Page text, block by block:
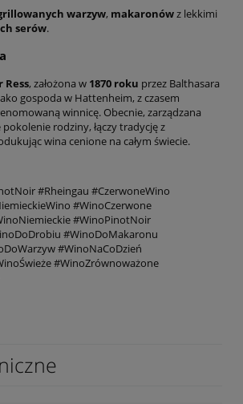
warzyw, makaronówz lekkimi
serów.
, założona w 1870 roku przez Balthasara
gospoda w Hattenheim, z czasem
winnicę. Obecnie, zarządzana
rodziny, łączy tradycję z
wina cenione na całym świecie.
#Rheingau #CzerwoneWino
#WinoCzerwone
#WinoPinotNoir
#WinoDoMakaronu
#WinoNaCoDzień
#WinoZrównoważone